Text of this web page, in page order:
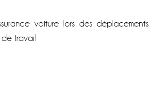
voiture lors des déplacements
travail